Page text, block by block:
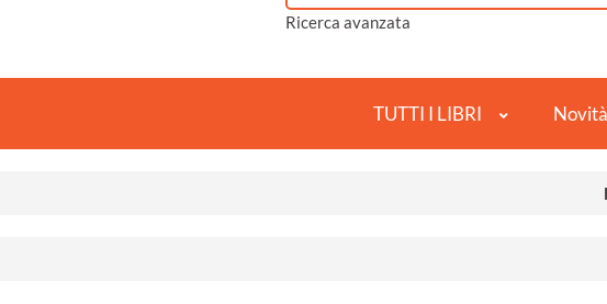
Ricerca avanzata
TUTTI I LIBRI Novità